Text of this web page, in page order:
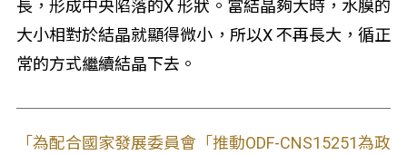
長，形成中央陷落的X 形狀。當結晶夠大時，水膜的
大小相對於結晶就顯得微小，所以X 不再長大，循正
常的方式繼續結晶下去。
「為配合國家發展委員會「推動ODF-CNS15251為政